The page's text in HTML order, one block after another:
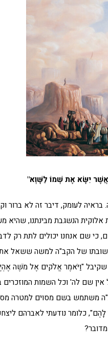
יִשָּׂא אֶת שְׁמוֹ לַשָּׁוְא"
לעומק, דיבר זה לא ברור
הנשגבת מבינתנו, שהיא
שם אנחנו יכולים לתת רק
של הקב"ה למשה ששאל את
"וַיֹּאמֶר אֱלֹקים אֶל מֹשֶׁה
שם לה' וכל השמות
משתמש בשם מסוים למטרה
כלומר נודעתי לאברהם